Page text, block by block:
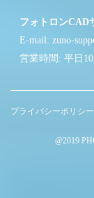
フォトロンCAD
E-mail: zuno-
営業時間: 平日
プライバシーポリ
@2019